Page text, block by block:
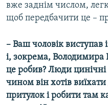
вже заднім числом,
щоб передбачити це –
– Ваш чоловік
і, зокрема, Володимира
це робив? Люди
чином він хотів
притулок і робити там